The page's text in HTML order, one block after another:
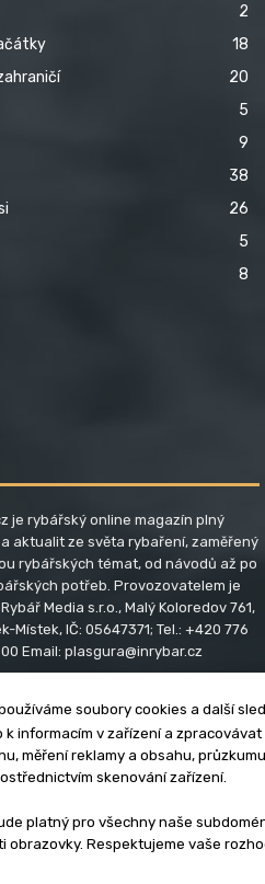
2
18
20
5
9
38
26
5
8
je rybářský online magazín plný
aktualit ze světa rybaření, zaměřený
rybářských témat, od návodů až po
potřeb. Provozovatelem je
Media s.r.o., Malý Koloredov 761,
Místek, IČ: 05647371; Tel.: +420 776
Email: plasgura@inrybar.cz
O nás Kontakt
Copyright © www.inrybar.cz 2013
soubory cookies a další
informacím v zařízení a
měření reklamy a obsahu,
skenování zařízení.
platný pro všechny naše
obrazovky. Respektujeme vaše